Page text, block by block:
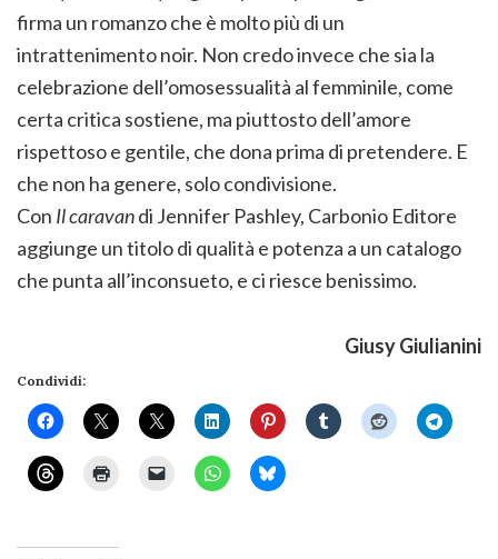
firma un romanzo che è molto più di un
intrattenimento noir. Non credo invece che sia la
celebrazione dell’omosessualità al femminile, come
certa critica sostiene, ma piuttosto dell’amore
rispettoso e gentile, che dona prima di pretendere. E
che non ha genere, solo condivisione.
Con Il caravandi Jennifer Pashley, Carbonio Editore
aggiunge un titolo di qualità e potenza a un catalogo
che punta all’inconsueto, e ci riesce benissimo.
Giusy Giulianini
Condividi: